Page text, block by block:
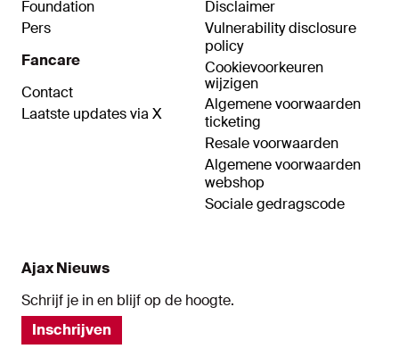
Foundation
Pers
Fancare
Contact
Laatste updates via X
Disclaimer
Vulnerability disclosure
policy
Cookievoorkeuren
wijzigen
Algemene voorwaarden
ticketing
Resale voorwaarden
Algemene voorwaarden
webshop
Sociale gedragscode
Ajax Nieuws
Schrijf je in en blijf op de hoogte.
Inschrijven